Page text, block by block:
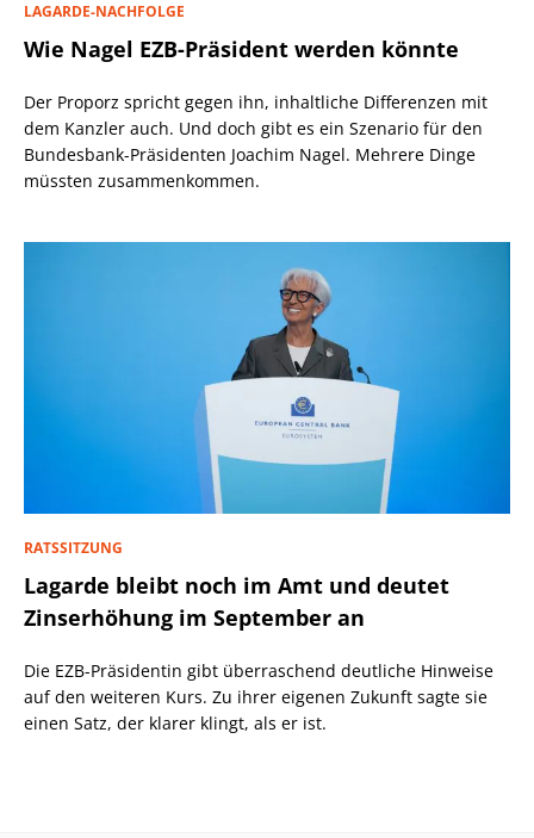
LAGARDE-NACHFOLGE
Wie Nagel EZB-Präsident werden könnte
Der Proporz spricht gegen ihn, inhaltliche Differenzen mit
dem Kanzler auch. Und doch gibt es ein Szenario für den
Bundesbank-Präsidenten Joachim Nagel. Mehrere Dinge
müssten zusammenkommen.
RATSSITZUNG
Lagarde bleibt noch im Amt und deutet
Zinserhöhung im September an
Die EZB-Präsidentin gibt überraschend deutliche Hinweise
auf den weiteren Kurs. Zu ihrer eigenen Zukunft sagte sie
einen Satz, der klarer klingt, als er ist.